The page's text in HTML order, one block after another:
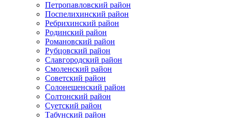
Петропавловский район
Поспелихинский район
Ребрихинский район
Родинский район
Романовский район
Рубцовский район
Славгородский район
Смоленский район
Советский район
Солонешенский район
Солтонский район
Суетский район
Табунский район